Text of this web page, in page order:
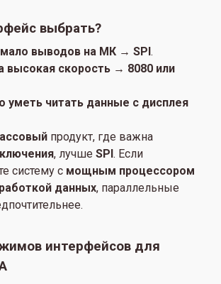
выбрать?
мало выводов на МК → SPI.
высокая скорость → 8080 или
уметь читать данные с дисплея
продукт, где важна
, лучшеSPI. Если
систему с мощным процессором
данных, параллельные
интерфейсов для